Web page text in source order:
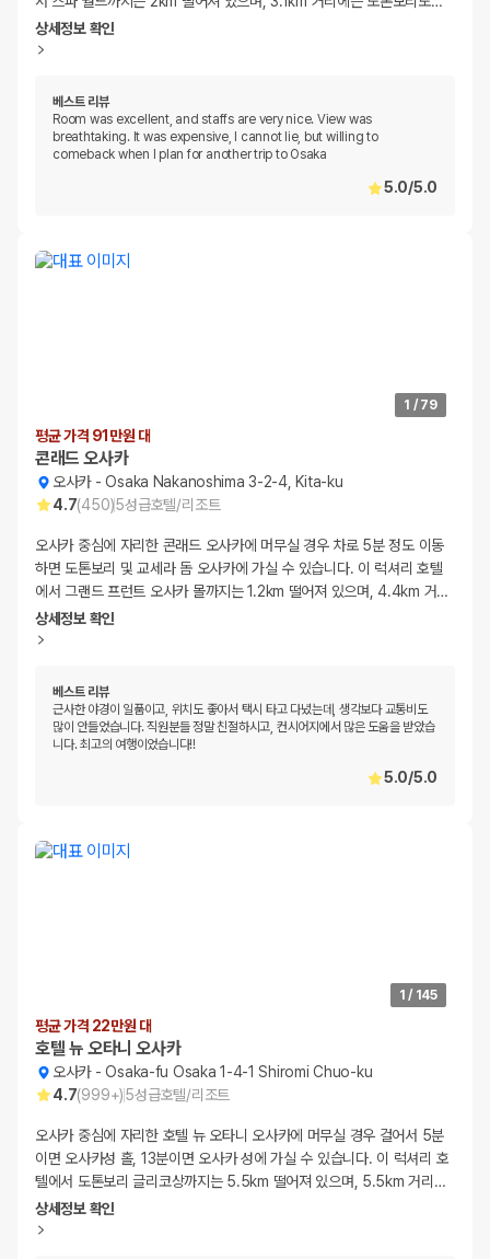
상세정보 확인
베스트 리뷰
Room was excellent, and staffs are very nice. View was
breathtaking. It was expensive, I cannot lie, but willing to
comeback when I plan for another trip to Osaka
5.0/5.0
1 / 79
평균 가격 91만원 대
콘래드 오사카
오사카-Osaka Nakanoshima 3-2-4, Kita-ku
4.7(450)5성급호텔/리조트
오사카 중심에 자리한 콘래드 오사카에 머무실 경우 차로 5분 정도 이동
하면 도톤보리 및 교세라 돔 오사카에 가실 수 있습니다. 이 럭셔리 호텔
에서 그랜드 프런트 오사카 몰까지는 1.2km 떨어져 있으며, 4.4km 거…
상세정보 확인
베스트 리뷰
근사한 야경이 일품이고, 위치도 좋아서 택시 타고 다녔는데, 생각보다 교통비도
많이 안들었습니다. 직원분들 정말 친절하시고, 컨시어지에서 많은 도움을 받았습
니다. 최고의 여행이었습니다!!
5.0/5.0
1 / 145
평균 가격 22만원 대
호텔 뉴 오타니 오사카
오사카-Osaka-fu Osaka 1-4-1 Shiromi Chuo-ku
4.7(999+)5성급호텔/리조트
오사카 중심에 자리한 호텔 뉴 오타니 오사카에 머무실 경우 걸어서 5분
이면 오사카성 홀, 13분이면 오사카 성에 가실 수 있습니다. 이 럭셔리 호
텔에서 도톤보리 글리코상까지는 5.5km 떨어져 있으며, 5.5km 거리 …
상세정보 확인